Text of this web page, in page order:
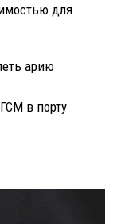
для
арию
в порту